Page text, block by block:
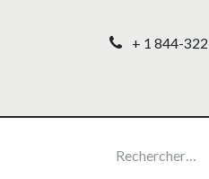
+ 1 844-